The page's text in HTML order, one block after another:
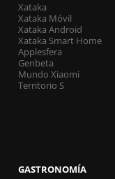
Xataka
Xataka Móvil
Xataka Android
Xataka Smart Home
Applesfera
Genbeta
Mundo Xiaomi
Territorio S
GASTRONOMÍA